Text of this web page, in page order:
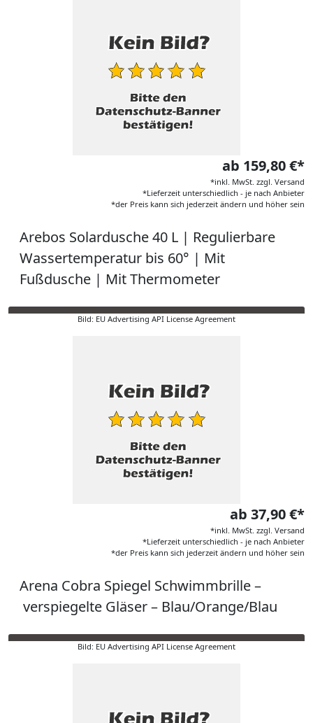
ab 159,80 €*
*inkl. MwSt. zzgl. Versand
*Lieferzeit unterschiedlich - je nach Anbieter
*der Preis kann sich jederzeit ändern und höher sein
Arebos Solardusche 40 L | Regulierbare
Wassertemperatur bis 60° | Mit
Fußdusche | Mit Thermometer
Bild: EU Advertising API License Agreement
ab 37,90 €*
*inkl. MwSt. zzgl. Versand
*Lieferzeit unterschiedlich - je nach Anbieter
*der Preis kann sich jederzeit ändern und höher sein
Arena Cobra Spiegel Schwimmbrille –
verspiegelte Gläser – Blau/Orange/Blau
Bild: EU Advertising API License Agreement